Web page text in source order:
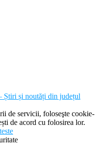
Știri și noutăți din județul
de servicii, foloseşte cookie-
de acord cu folosirea lor.